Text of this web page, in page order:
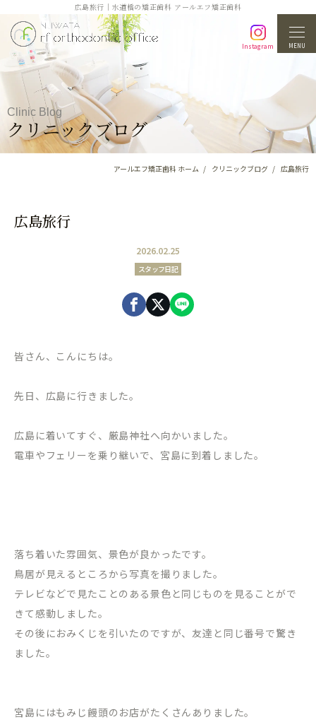
広島旅行｜水道橋の矯正歯科 アールエフ矯正歯科
Instagram MENU
Clinic Blog
クリニックブログ
アールエフ矯正歯科 ホーム クリニックブログ 広島旅行
広島旅行
2026.02.25
スタッフ日記
皆さん、こんにちは。
先日、広島に行きました。
広島に着いてすぐ、厳島神社へ向かいました。
電車やフェリーを乗り継いで、宮島に到着しました。
落ち着いた雰囲気、景色が良かったです。
鳥居が見えるところから写真を撮りました。
テレビなどで見たことのある景色と同じものを見ることがで
きて感動しました。
その後におみくじを引いたのですが、友達と同じ番号で驚き
ました。
宮島にはもみじ饅頭のお店がたくさんありました。